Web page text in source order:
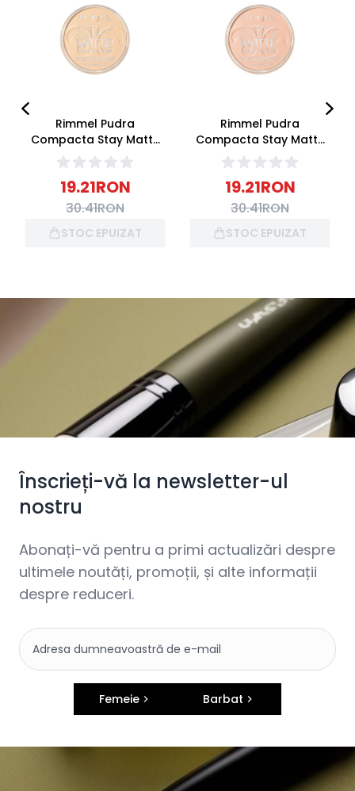
Rimmel Pudra
Compacta Stay Matte
001 Transparent 14g
19.21RON
30.41RON
STOC EPUIZAT
Rimmel Pudra
Compacta Stay Matte
002 Pink Blossom 14g
19.21RON
30.41RON
STOC EPUIZAT
Înscrieți-vă la newsletter-ul
nostru
Abonați-vă pentru a primi actualizări despre
ultimele noutăți, promoții, și alte informații
despre reduceri.
Femeie Barbat